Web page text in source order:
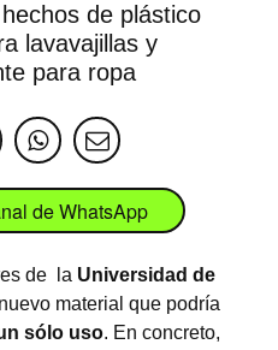
de plástico
lavavajillas y
para ropa
de WhatsApp
de la Universidad de
material que podría
sólo uso. En concreto,